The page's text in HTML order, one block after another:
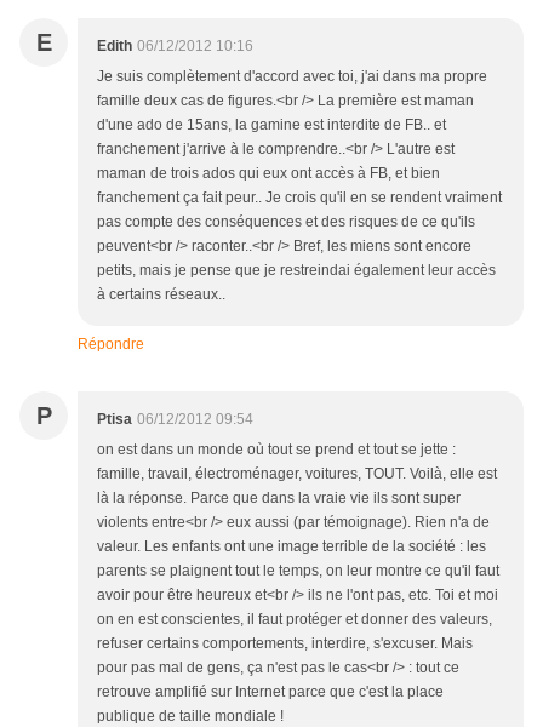
E Edith 06/12/2012 10:16
Je suis complètement d'accord avec toi, j'ai dans ma propre
famille deux cas de figures.<br /> La première est maman
d'une ado de 15ans, la gamine est interdite de FB.. et
franchement j'arrive à le comprendre..<br /> L'autre est
maman de trois ados qui eux ont accès à FB, et bien
franchement ça fait peur.. Je crois qu'il en se rendent vraiment
pas compte des conséquences et des risques de ce qu'ils
peuvent<br /> raconter..<br /> Bref, les miens sont encore
petits, mais je pense que je restreindai également leur accès
à certains réseaux..
Répondre
P Ptisa 06/12/2012 09:54
on est dans un monde où tout se prend et tout se jette :
famille, travail, électroménager, voitures, TOUT. Voilà, elle est
là la réponse. Parce que dans la vraie vie ils sont super
violents entre<br /> eux aussi (par témoignage). Rien n'a de
valeur. Les enfants ont une image terrible de la société : les
parents se plaignent tout le temps, on leur montre ce qu'il faut
avoir pour être heureux et<br /> ils ne l'ont pas, etc. Toi et moi
on en est conscientes, il faut protéger et donner des valeurs,
refuser certains comportements, interdire, s'excuser. Mais
pour pas mal de gens, ça n'est pas le cas<br /> : tout ce
retrouve amplifié sur Internet parce que c'est la place
publique de taille mondiale !